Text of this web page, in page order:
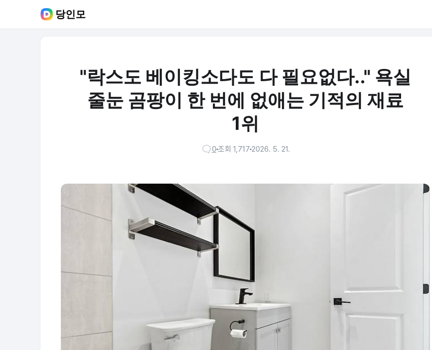
당인모
"락스도 베이킹소다도 다 필요없다.." 욕실
줄눈 곰팡이 한 번에 없애는 기적의 재료
1위
0조회 1,7172026. 5. 21.